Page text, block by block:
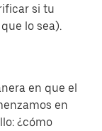
si tu
lo sea).
en que el
en
¿cómo